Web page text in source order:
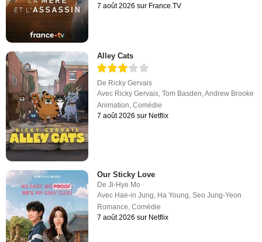
7 août 2026 sur France.TV
Alley Cats
De Ricky Gervais
Avec Ricky Gervais,Tom Basden,Andrew Brooke
Animation,Comédie
7 août 2026 sur Netflix
Our Sticky Love
DeJi-Hye Mo
Avec Hae-in Jung, Ha Young,Seo Jung-Yeon
Romance,Comédie
7 août 2026 sur Netflix